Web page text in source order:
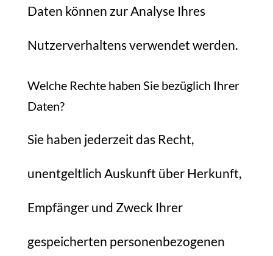
Daten können zur Analyse Ihres
Nutzerverhaltens verwendet werden.
Welche Rechte haben Sie bezüglich Ihrer
Daten?
Sie haben jederzeit das Recht,
unentgeltlich Auskunft über Herkunft,
Empfänger und Zweck Ihrer
gespeicherten personenbezogenen